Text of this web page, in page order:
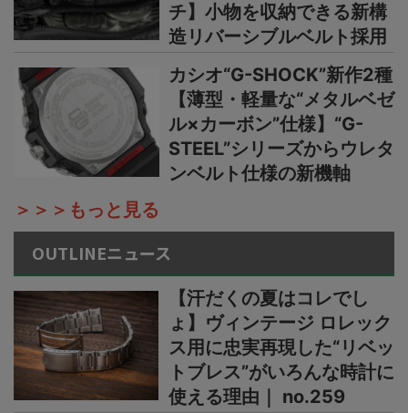
チ】小物を収納できる新構
造リバーシブルベルト採用
カシオ“G-SHOCK”新作2種
【薄型・軽量な“メタルベゼ
ル×カーボン”仕様】“G-
STEEL”シリーズからウレタ
ンベルト仕様の新機軸
＞＞＞もっと見る
OUTLINEニュース
【汗だくの夏はコレでし
ょ】ヴィンテージ ロレック
ス用に忠実再現した“リベッ
トブレス”がいろんな時計に
使える理由｜ no.259